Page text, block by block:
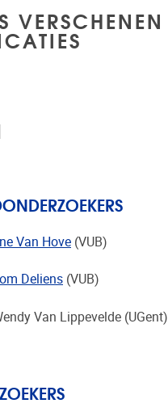
VERSCHENEN
Van Hove (VUB)
Deliens (VUB)
Van Lippevelde (UGent)